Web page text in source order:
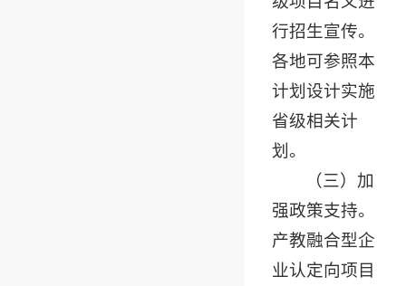
行招生宣传。
各地可参照本
计划设计实施
省级相关计
划。
（三）加
强政策支持。
产教融合型企
业认定向项目